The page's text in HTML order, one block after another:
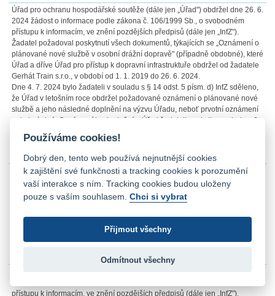
Úřad pro ochranu hospodářské soutěže (dále jen „Úřad") obdržel dne 26. 6.
2024 žádost o informace podle zákona č. 106/1999 Sb., o svobodném
přístupu k informacím, ve znění pozdějších předpisů (dále jen „InfZ").
Žadatel požadoval poskytnutí všech dokumentů, týkajících se „Oznámení o
plánované nové službě v osobní drážní dopravě" (případně obdobné), které
Úřad a dříve Úřad pro přístup k dopravní infrastruktuře obdržel od žadatele
Gerhát Train s.r.o., v období od 1. 1. 2019 do 26. 6. 2024.
Dne 4. 7. 2024 bylo žadateli v souladu s § 14 odst. 5 písm. d) InfZ sděleno,
že Úřad v letošním roce obdržel požadované oznámení o plánované nové
službě a jeho následné doplnění na výzvu Úřadu, neboť prvotní oznámení
nebylo úplné. Oznámení i s doplněním Úřad žadateli poskytl v souladu s §
Příloha č. 1994 KB
Příloha č. 2
1012 KB
Úřad pro ochranu hospodářské soutěže (dále jen „Úřad") obdržel dne 30. 5.
2024 žádost o informace podle zákona č. 106/1999 Sb., o svobodném
přístupu k informacím, ve znění pozdějších předpisů (dále jen „InfZ").
od 1. 12. 2021 do 30. 5. 2024.
Dne 18. 6. 2024 byly žadateli požadované informace poskytnuty v souladu
s § 14 odst. 5 písm. d) InfZ. V souladu s § 5 odst. 3 InfZ Úřad zveřejňuje
pouze tuto doprovodnou informaci.
přístupu k informacím, ve znění pozdějších předpisů (dále jen „InfZ").
Používáme cookies!
Dobrý den, tento web používá nejnutnější cookies
k zajištění své funkčnosti a tracking cookies k porozumění
vaší interakce s ním. Tracking cookies budou uloženy
pouze s vaším souhlasem.Chci si vybrat
Přijmout všechny
Odmítnout všechny